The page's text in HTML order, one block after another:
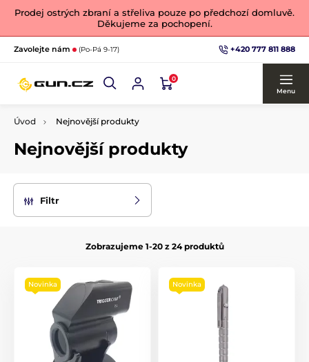
Prodej ostrých zbraní a střeliva pouze po předchozí domluvě.
Děkujeme za pochopení.
Zavolejte nám (Po-Pá 9-17) +420 777 811 888
0
Menu
Úvod Nejnovější produkty
Nejnovější produkty
Filtr
Zobrazujeme 1-20 z 24 produktů
Novinka Novinka